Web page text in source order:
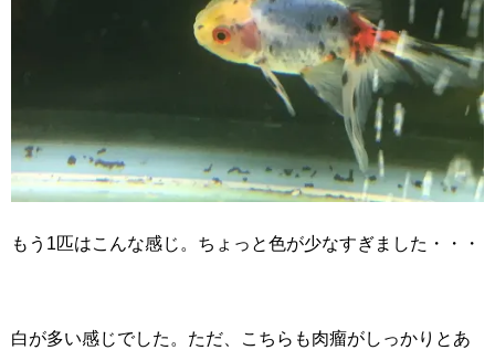
もう1匹はこんな感じ。ちょっと色が少なすぎました・・・
白が多い感じでした。ただ、こちらも肉瘤がしっかりとあ